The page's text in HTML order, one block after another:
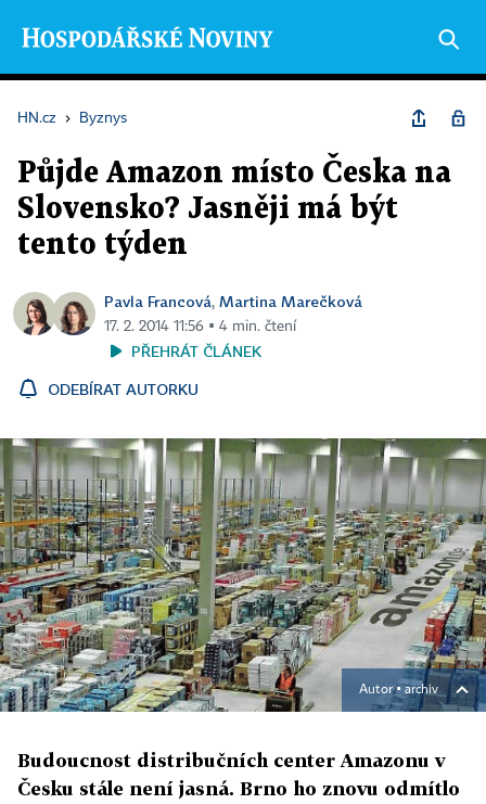
HN.cz › Byznys
Půjde Amazon místo Česka na
Slovensko? Jasněji má být
tento týden
Pavla Francová, Martina Marečková
17. 2. 2014 11:56 ▪ 4 min. čtení
PŘEHRÁT ČLÁNEK
ODEBÍRAT AUTORKU
Autor ▪archiv
Budoucnost distribučních center Amazonu v
Česku stále není jasná. Brno ho znovu odmítlo